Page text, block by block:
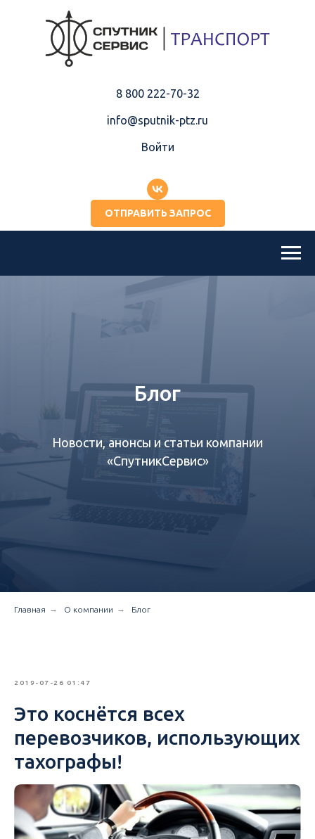
8 800 222-70-32
info@sputnik-ptz.ru
Войти
ОТПРАВИТЬ ЗАПРОС
Блог
Новости, анонсы и статьи компании
«СпутникСервис»‎
Главная → О компании → Блог
2019-07-26 01:47
Это коснётся всех
перевозчиков, использующих
тахографы!